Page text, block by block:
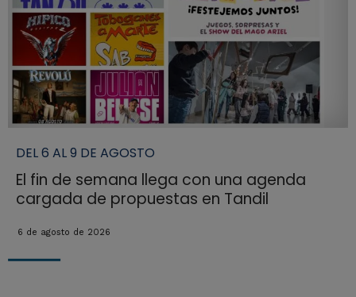
DEL 6 AL 9 DE AGOSTO
El fin de semana llega con una agenda
cargada de propuestas en Tandil
6 de agosto de 2026